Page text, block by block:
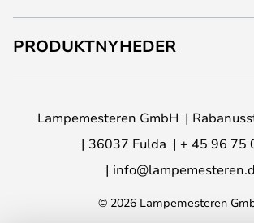
PRODUKTNYHEDER
Lampemesteren GmbH
36037 Fulda
+ 45 96 75
© 2026 Lampemesteren